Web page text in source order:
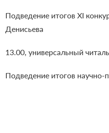
Подведение итогов XI
Денисьева
13.00, универсальный
Подведение итогов научно-